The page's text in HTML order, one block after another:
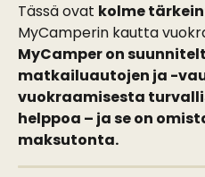
Tässä ovat kolme
MyCamperin kautta
MyCamper on
matkailuautojen ja -
vuokraamisesta
helppoa – ja se on
maksutonta.